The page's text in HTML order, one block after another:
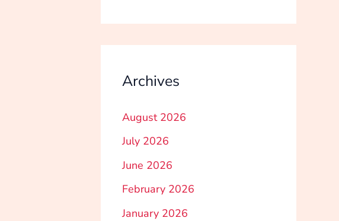
Archives
August 2026
July 2026
June 2026
February 2026
January 2026